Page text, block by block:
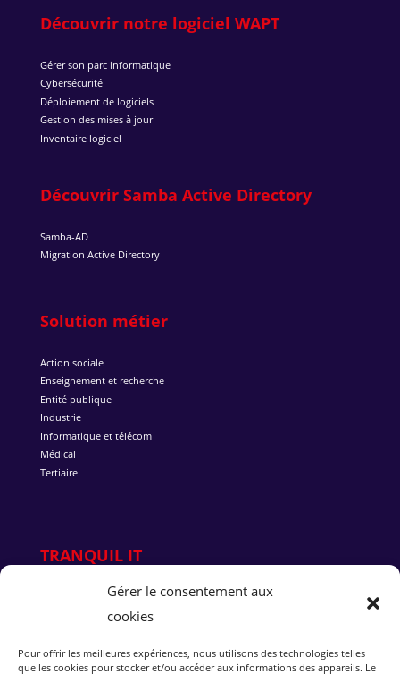
Gérer le consentement aux
cookies
Pour offrir les meilleures expériences, nous utilisons des technologies telles
que les cookies pour stocker et/ou accéder aux informations des appareils. Le
Découvrir notre logiciel WAPT
Gérer son parc informatique
Cybersécurité
Déploiement de logiciels
Gestion des mises à jour
Inventaire logiciel
Découvrir Samba Active Directory
Samba-AD
Migration Active Directory
Solution métier
Action sociale
Enseignement et recherche
Entité publique
Industrie
Informatique et télécom
Médical
Tertiaire
TRANQUIL IT
Qui sommes-nous ?
Pourquoi Tranquil IT
Nous rejoindre
Succès client